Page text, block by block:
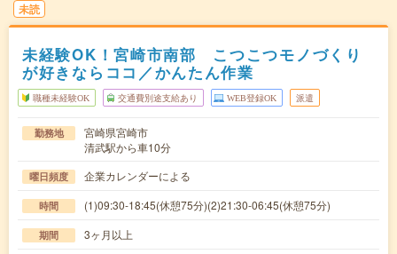
未読
未経験OK！宮崎市南部 こつこつモノづくり
が好きならココ／かんたん作業
職種未経験OK 交通費別途支給あり WEB登録OK 派遣
勤務地
宮崎県宮崎市
清武駅から車10分
曜日頻度 企業カレンダーによる
時間 (1)09:30-18:45(休憩75分)(2)21:30-06:45(休憩75分)
期間 3ヶ月以上